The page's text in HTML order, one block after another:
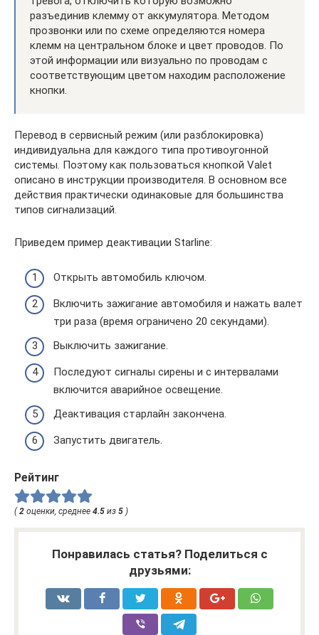
разъединив клемму от аккумулятора. Методом
прозвонки или по схеме определяются номера
клемм на центральном блоке и цвет проводов. По
этой информации или визуально по проводам с
соответствующим цветом находим расположение
кнопки.
Перевод в сервисный режим (или разблокировка)
индивидуальна для каждого типа противоугонной
системы. Поэтому как пользоваться кнопкой Valet
описано в инструкции производителя. В основном все
действия практически одинаковые для большинства
типов сигнализаций.
Приведем пример деактивации Starline:
Открыть автомобиль ключом.
Включить зажигание автомобиля и нажать валет
три раза (время ограничено 20 секундами).
Выключить зажигание.
Последуют сигналы сирены и с интервалами
включится аварийное освещение.
Деактивация старлайн закончена.
Запустить двигатель.
Рейтинг
(2 оценки, среднее 4.5 из 5 )
Понравилась статья? Поделиться с
друзьями: